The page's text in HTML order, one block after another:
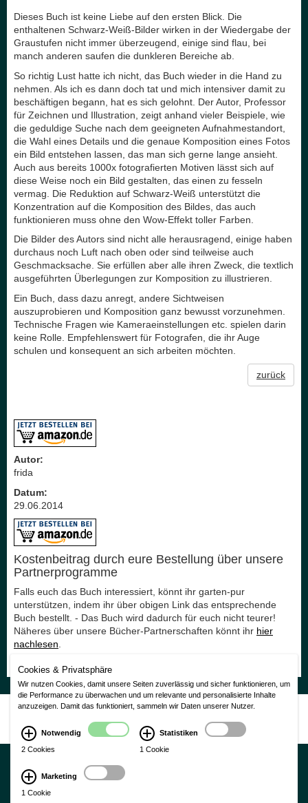
Dieses Buch ist keine Liebe auf den ersten Blick. Die
enthaltenen Schwarz-Weiß-Bilder wirken in der Wiedergabe der
Graustufen nicht immer überzeugend, einige sind flau, bei
manch anderen saufen die dunkleren Bereiche ab.
So richtig Lust hatte ich nicht, das Buch wieder in die Hand zu
nehmen. Als ich es dann doch tat und mich intensiver damit zu
beschäftigen begann, hat es sich gelohnt. Der Autor, Professor
für Zeichnen und Illustration, zeigt anhand vieler Beispiele, wie
die geduldige Suche nach dem geeigneten Aufnahmestandort,
die Wahl eines Details und die genaue Komposition eines Fotos
ein Bild entstehen lassen, das man sich gerne lange ansieht.
Auch aus bereits 1000x fotografierten Motiven lässt sich auf
diese Weise noch ein Bild gestalten, das einen zu fesseln
vermag. Die Reduktion auf Schwarz-Weiß unterstützt die
Konzentration auf die Komposition des Bildes, das auch
funktionieren muss ohne den Wow-Effekt toller Farben.
Die Bilder des Autors sind nicht alle herausragend, einige haben
durchaus noch Luft nach oben oder sind teilweise auch
Geschmacksache. Sie erfüllen aber alle ihren Zweck, die textlich
ausgeführten Überlegungen zur Komposition zu illustrieren.
Ein Buch, dass dazu anregt, andere Sichtweisen
auszuprobieren und Komposition ganz bewusst vorzunehmen.
Technische Fragen wie Kameraeinstellungen etc. spielen darin
keine Rolle. Empfehlenswert für Fotografen, die ihr Auge
schulen und konsequent an sich arbeiten möchten.
zurück
Autor:
frida
Datum:
29.06.2014
Kostenbeitrag durch eure Bestellung über unsere
Partnerprogramme
Falls euch das Buch interessiert, könnt ihr garten-pur
unterstützen, indem ihr über obigen Link das entsprechende
Buch bestellt. - Das Buch wird dadurch für euch nicht teurer!
Näheres über unsere Bücher-Partnerschaften könnt ihr hier
nachlesen
Vielen Dank für eure Unterstützung!
Nutzungsbedingungen|Impressum| Datenschutzerklärung
CMS Laurin Version 3.0
Cookies & Privatsphäre
Wir nutzen Cookies, damit unsere Seiten zuverlässig und sicher funktionieren, um
die Performance zu überwachen und um relevante und personalisierte Inhalte
anzuzeigen. Damit das funktioniert, sammeln wir Daten unserer Nutzer.
Notwendig
2 Cookies
Statistiken
1 Cookie
Marketing
1 Cookie